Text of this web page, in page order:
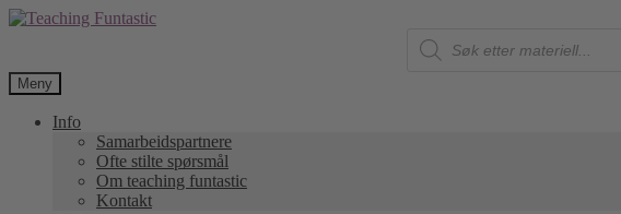
Hopp
Hopp
Products
search
Meny
Info
Samarbeidspartnere
Ofte stilte spørsmål
Om teaching funtastic
Kontakt